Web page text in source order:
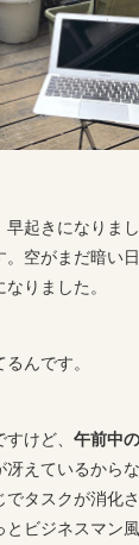
起きになりま
空がまだ暗い
りました。
るんです。
すけど、午前中
冴えているから
タスクが消化
ビジネスマン